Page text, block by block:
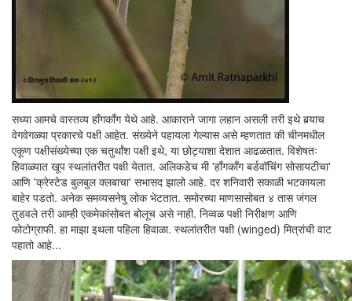
सध्या आमचे वास्तव्य हाँगकाँग येथे आहे. आकाराने जागा लहान असली तरी इथे बर्‍याच
वेगवेगळ्या प्रकारचे पक्षी आहेत. संख्येने पहायला गेल्यास असे म्हणतात की चीनमधील
एकूण पक्षीसंख्येच्या एक चतुर्थांश पक्षी इथे, या छोट्याशा देशात आढळतात. विशेषतः
हिवाळ्यात खूप स्थलांतरीत पक्षी येतात. अलिकडेच मी 'हाँगकाँग बर्डवॉचिंग सोसायटीचा'
आणि 'क्रेस्टेड बुलबुल क्लबाचा' सभासद झालो आहे. दर शनिवारी सकाळी भटकायला
बाहेर पडतो. अनेक समव्यसनेषु लोक भेटतात. समोरच्या माणसासोबत ४ तास जंगल
तुडवले तरी आम्ही एकमेकांसोबत बोलूच असे नाही. निव्वळ पक्षी निरीक्षण आणि
फोटोग्राफी. हा माझा इथला पहिला हिवाळा. स्थलांतरीत पक्षी (winged) मित्रांची वाट
पहातो आहे...